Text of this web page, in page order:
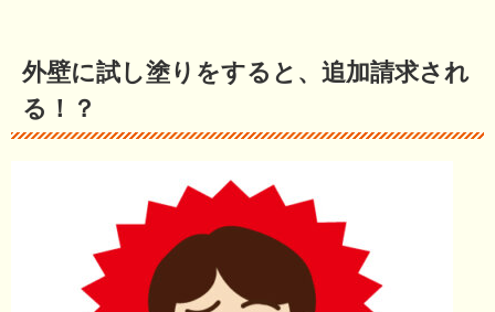
外壁に試し塗りをすると、追加請求され
る！？